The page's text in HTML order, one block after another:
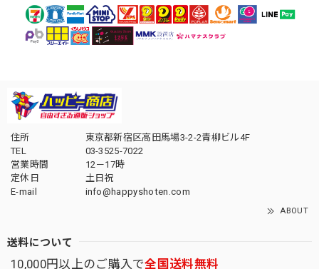
住所
東京都新宿区高田馬場3-2-2青柳ビル4F
TEL
03-3525-7022
営業時間
12－17時
定休日
土日祝
E-mail
info@happyshoten.com
ABOUT
送料について
10,000円以上のご購入で全国送料無料